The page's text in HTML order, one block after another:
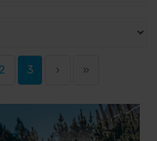
2 3 › »